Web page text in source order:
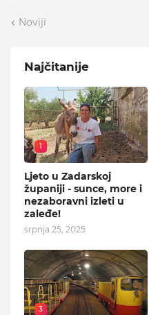
Noviji
Najčitanije
1
Ljeto u Zadarskoj
županiji - sunce, more i
nezaboravni izleti u
zaleđe!
srpnja 25, 2025
3